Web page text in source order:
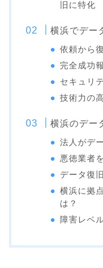
旧に特化
横浜でデー
依頼から
完全成功
セキュリ
技術力の
横浜のデー
法人がデ
悪徳業者
データ復
横浜に拠
は？
障害レベ